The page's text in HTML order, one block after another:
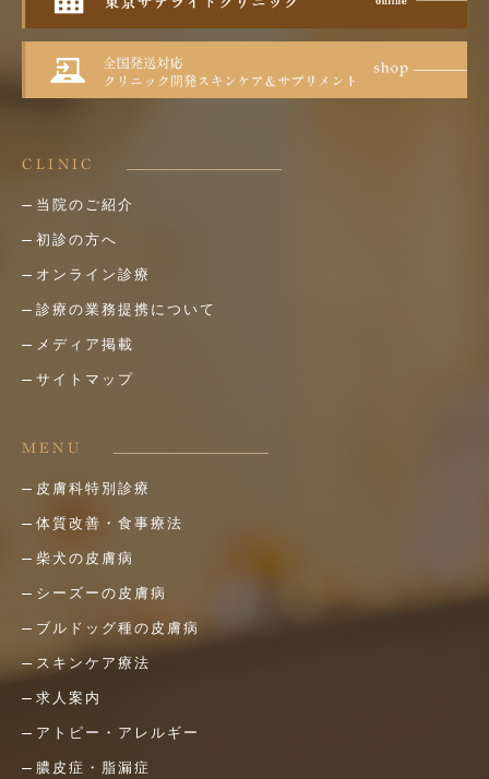
CLINIC
当院のご紹介
初診の方へ
オンライン診療
診療の業務提携について
メディア掲載
サイトマップ
MENU
皮膚科特別診療
体質改善・食事療法
柴犬の皮膚病
シーズーの皮膚病
ブルドッグ種の皮膚病
スキンケア療法
求人案内
アトピー・アレルギー
膿皮症・脂漏症